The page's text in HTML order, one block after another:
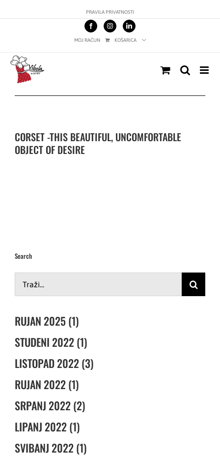
to
PRAVILA PRIVATNOSTI
MOJ RAČUN KOŠARICA
CORSET -THIS BEAUTIFUL, UNCOMFORTABLE
OBJECT OF DESIRE
Search
Traži...
RUJAN 2025 (1)
STUDENI 2022 (1)
LISTOPAD 2022 (3)
RUJAN 2022 (1)
SRPANJ 2022 (2)
LIPANJ 2022 (1)
SVIBANJ 2022 (1)